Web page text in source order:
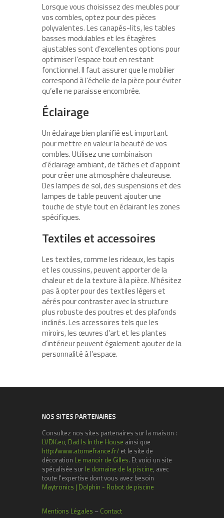
Lorsque vous choisissez des meubles pour
vos combles, optez pour des pièces
polyvalentes. Les canapés-lits, les tables
basses modulables et les étagères
ajustables sont d’excellentes options pour
optimiser l’espace tout en restant
fonctionnel. Il faut assurer que le mobilier
correspond à l’échelle de la pièce pour éviter
qu’elle ne paraisse encombrée.
Éclairage
Un éclairage bien planifié est important
pour mettre en valeur la beauté de vos
combles. Utilisez une combinaison
d’éclairage ambiant, de tâches et d’appoint
pour créer une atmosphère chaleureuse.
Des lampes de sol, des suspensions et des
lampes de table peuvent ajouter une
touche de style tout en éclairant les zones
spécifiques.
Textiles et accessoires
Les textiles, comme les rideaux, les tapis
et les coussins, peuvent apporter de la
chaleur et de la texture à la pièce. N’hésitez
pas à opter pour des textiles légers et
aérés pour contraster avec la structure
plus robuste des poutres et des plafonds
inclinés. Les accessoires tels que les
miroirs, les œuvres d’art et les plantes
d’intérieur peuvent également ajouter de la
personnalité à l’espace.
NOS SITES PARTENAIRES
Consultez nos sites partenaires sur la maison :
LVDK.eu, Dad Is In the House ainsi que
http://www.atomefrance.fr/ et le site de
décoration Le manoir de Gilles. Et voici un site
spécalisée sur le domaine de la piscine, avec
toute l'expertise dont vous avez besoin
Maytronics | Dolphin - Robot de piscine
Mentions Légales – Contact